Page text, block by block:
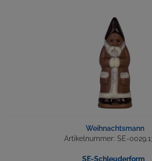
Weihnachtsmann
Artikelnummer: SE-
SE-Schleuderform